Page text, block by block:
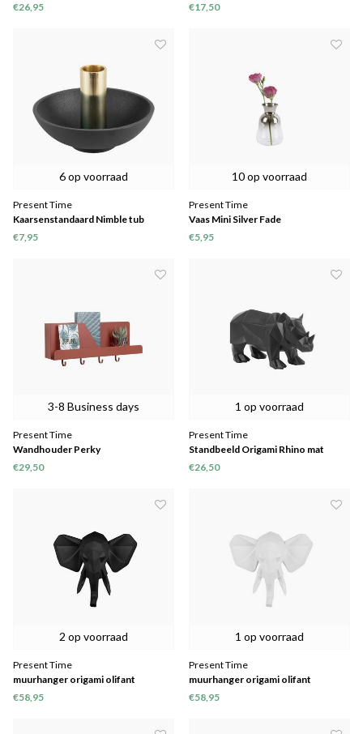
€26,95 €17,50
6 op voorraad
Present Time
Kaarsenstandaard Nimble tub
aluminium
€7,95
10 op voorraad
Present Time
Vaas Mini Silver Fade
€5,95
3-8 Business days
Present Time
Wandhouder Perky
€29,50
1 op voorraad
Present Time
Standbeeld Origami Rhino mat
zwart
€26,50
2 op voorraad
Present Time
muurhanger origami olifant
€58,95
1 op voorraad
Present Time
muurhanger origami olifant
€58,95